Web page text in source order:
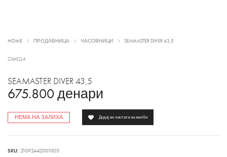
HOME ПРОДАВНИЦА ЧАСОВНИЦИ SEAMASTER DIVER 43,5
OMEGA
SEAMASTER DIVER 43,5
675.800 денари
НЕМА НА ЗАЛИХА Додај во листата на желби
SKU: 21092442001003